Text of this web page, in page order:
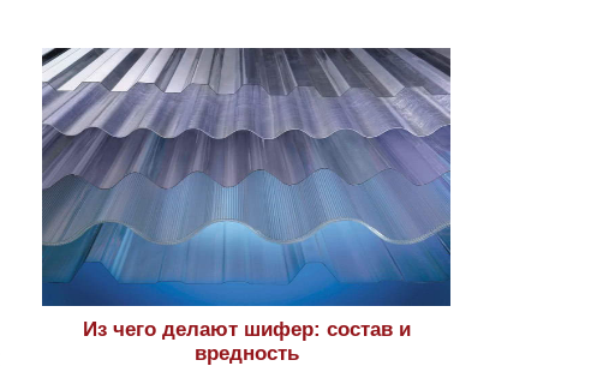
Из чего делают шифер: состав и
вредность